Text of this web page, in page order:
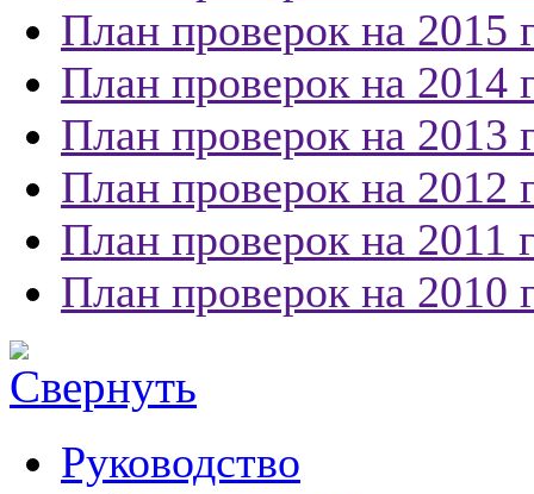
План проверок на 2015
План проверок на 2014
План проверок на 2013
План проверок на 2012
План проверок на 2011
План проверок на 2010
Руководство